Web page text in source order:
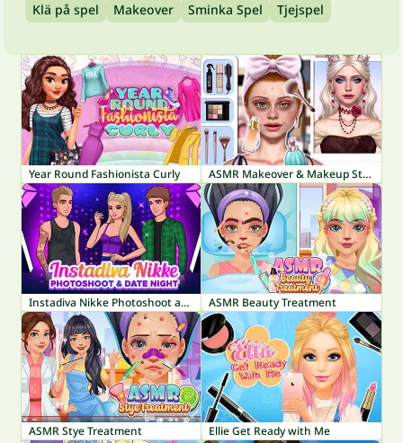
Klä på spel Makeover Sminka Spel Tjejspel
Year Round Fashionista Curly ASMR Makeover & Makeup Studio
Instadiva Nikke Photoshoot and Date Night ASMR Beauty Treatment
ASMR Stye Treatment Ellie Get Ready with Me